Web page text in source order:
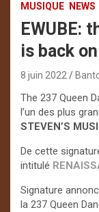
MUSIQUE NEWS
EWUBE:
is back
8 juin 2022
The 237 Queen
l’un des plus
STEVEN’S
De cette
intitulé
Signature
la 237 Queen